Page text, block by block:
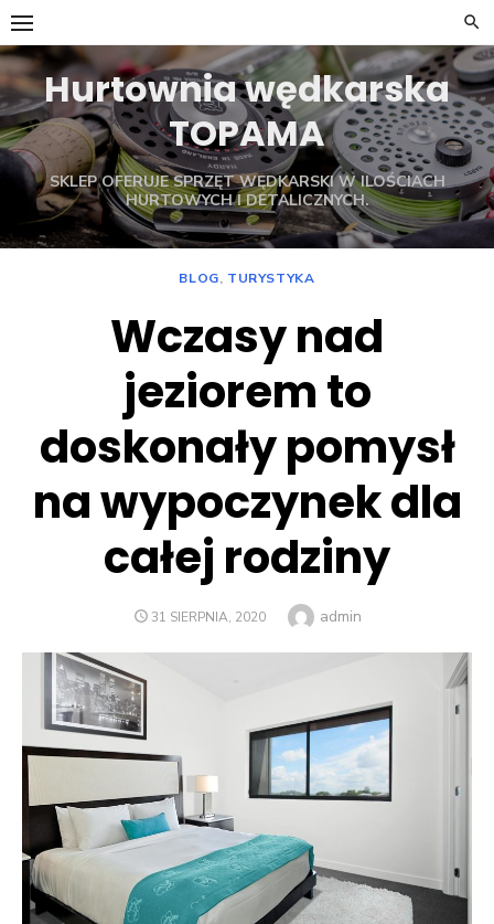
Skip
to
contentHurtownia wędkarska
TOPAMA
SKLEP OFERUJE SPRZĘT WĘDKARSKI W ILOŚCIACH
HURTOWYCH I DETALICZNYCH.
BLOG, TURYSTYKA
Wczasy nad
jeziorem to
doskonały pomysł
na wypoczynek dla
całej rodziny
POSTED
31 SIERPNIA, 2020 Author
admin